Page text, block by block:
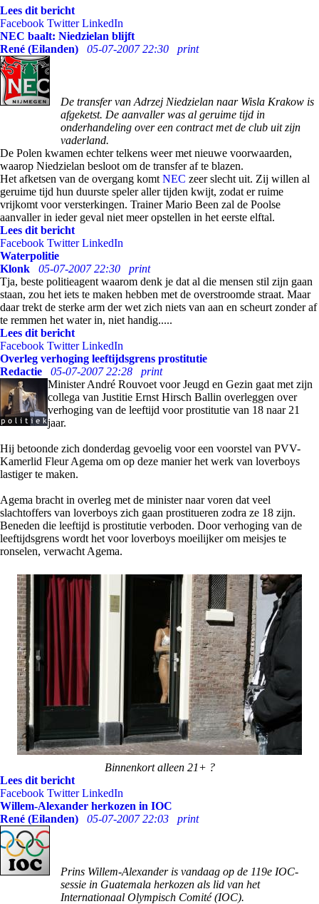
Lees dit bericht
Facebook Twitter LinkedIn
NEC baalt: Niedzielan blijft
René (Eilanden)
05-07-2007 22:30 print
De transfer van Adrzej Niedzielan naar Wisla Krakow is
afgeketst. De aanvaller was al geruime tijd in
onderhandeling over een contract met de club uit zijn
vaderland.
De Polen kwamen echter telkens weer met nieuwe voorwaarden,
waarop Niedzielan besloot om de transfer af te blazen.
Het afketsen van de overgang komt NEC zeer slecht uit. Zij willen al
geruime tijd hun duurste speler aller tijden kwijt, zodat er ruime
vrijkomt voor versterkingen. Trainer Mario Been zal de Poolse
aanvaller in ieder geval niet meer opstellen in het eerste elftal.
Lees dit bericht
Facebook Twitter LinkedIn
Waterpolitie
Klonk
05-07-2007 22:30
print
Tja, beste politieagent waarom denk je dat al die mensen stil zijn gaan
staan, zou het iets te maken hebben met de overstroomde straat. Maar
daar trekt de sterke arm der wet zich niets van aan en scheurt zonder af
te remmen het water in, niet handig.....
Lees dit bericht
Facebook Twitter LinkedIn
Overleg verhoging leeftijdsgrens prostitutie
Redactie
05-07-2007 22:28
print
Minister André Rouvoet voor Jeugd en Gezin gaat met zijn
collega van Justitie Ernst Hirsch Ballin overleggen over
verhoging van de leeftijd voor prostitutie van 18 naar 21
jaar.
Hij betoonde zich donderdag gevoelig voor een voorstel van PVV-
Kamerlid Fleur Agema om op deze manier het werk van loverboys
lastiger te maken.
Agema bracht in overleg met de minister naar voren dat veel
slachtoffers van loverboys zich gaan prostitueren zodra ze 18 zijn.
Beneden die leeftijd is prostitutie verboden. Door verhoging van de
leeftijdsgrens wordt het voor loverboys moeilijker om meisjes te
ronselen, verwacht Agema.
Binnenkort alleen 21+ ?
Lees dit bericht
Facebook Twitter LinkedIn
Willem-Alexander herkozen in IOC
René (Eilanden)
05-07-2007 22:03 print
Prins Willem-Alexander is vandaag op de 119e IOC-
sessie in Guatemala herkozen als lid van het
Internationaal Olympisch Comité (IOC).